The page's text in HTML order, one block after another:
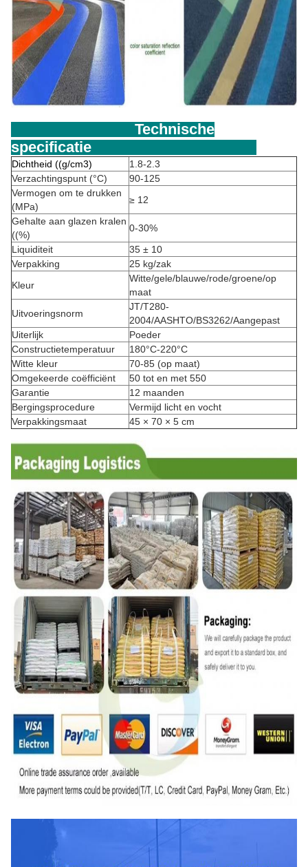
Technische
specificatie
Dichtheid ((g/cm3)
1.8-2.3
Verzachtingspunt (°C)
90-125
Vermogen om te drukken
(MPa)
≥ 12
Gehalte aan glazen kralen
((%)
0-30%
Liquiditeit
35 ± 10
Verpakking
25 kg/zak
Kleur
Witte/gele/blauwe/rode/groene/op
maat
Uitvoeringsnorm
JT/T280-
2004/AASHTO/BS3262/Aangepast
Uiterlijk
Poeder
Constructietemperatuur
180°C-220°C
Witte kleur
70-85 (op maat)
Omgekeerde coëfficiënt
50 tot en met 550
Garantie
12 maanden
Bergingsprocedure
Vermijd licht en vocht
Verpakkingsmaat
45 × 70 × 5 cm